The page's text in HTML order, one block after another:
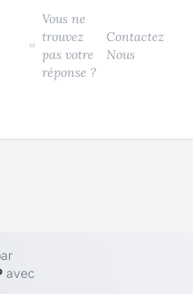
Vous ne
trouvez
pas votre
réponse ?
Contactez
Nous
avec